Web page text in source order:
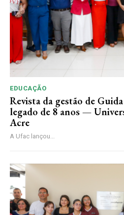
EDUCAÇÃO
Revista da gestão de
legado de 8 anos —
Acre
A Ufac lançou...